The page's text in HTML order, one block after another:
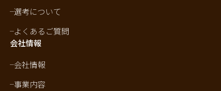
選考について
よくあるご質問
会社情報
会社情報
事業内容